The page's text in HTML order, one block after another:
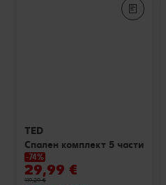
Лексикон на свежестта
TED
Спален комплект 5 части
-74%
29,99 €
119,29 €